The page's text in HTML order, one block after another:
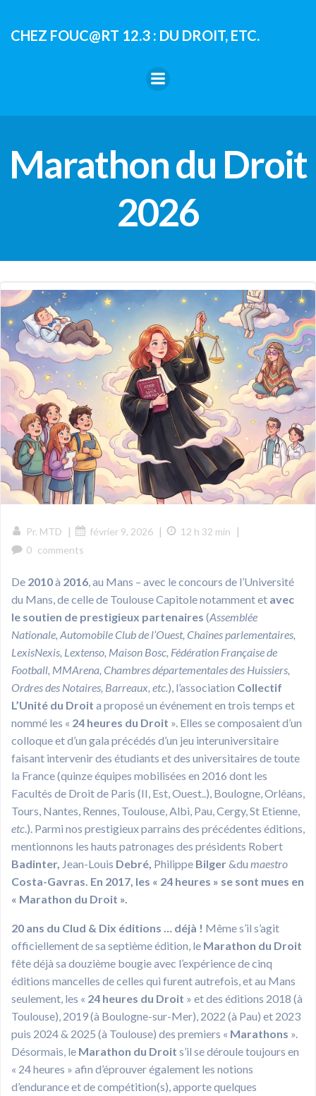
contenu
CHEZ FOUC@RT 12.3 : DU DROIT, ETC.
Marathon du Droit
2026
Pr. MTD | février 9, 2026 | 12 h 32 min |
0 comments
De 2010à 2016, au Mans – avec le concours de l’Université
du Mans, de celle de Toulouse Capitole notamment et avec
le soutien de prestigieux partenaires (Assemblée
Nationale, Automobile Club de l’Ouest, Chaînes parlementaires,
LexisNexis, Lextenso, Maison Bosc, Fédération Française de
Football, MMArena, Chambres départementales des Huissiers,
Ordres des Notaires, Barreaux, etc.), l’association Collectif
L’Unité du Droit a proposé un événement en trois temps et
nommé les « 24 heures du Droit ». Elles se composaient d’un
colloque et d’un gala précédés d’un jeu interuniversitaire
faisant intervenir des étudiants et des universitaires de toute
la France (quinze équipes mobilisées en 2016 dont les
Facultés de Droit de Paris (II, Est, Ouest..), Boulogne, Orléans,
Tours, Nantes, Rennes, Toulouse, Albi, Pau, Cergy, St Etienne,
etc.). Parmi nos prestigieux parrains des précédentes éditions,
mentionnons les hauts patronages des présidents Robert
Badinter, Jean-Louis Debré, Philippe Bilger&du maestro
Costa-Gavras. En 2017, les « 24 heures » se sont mues en
« Marathon du Droit ».
20 ans du Clud & Dix éditions … déjà ! Même s’il s’agit
officiellement de sa septième édition, le Marathon du Droit
fête déjà sa douzième bougie avec l’expérience de cinq
éditions mancelles de celles qui furent autrefois, et au Mans
seulement, les « 24 heures du Droit » et des éditions 2018 (à
Toulouse), 2019 (à Boulogne-sur-Mer), 2022 (à Pau) et 2023
puis 2024 & 2025 (à Toulouse) des premiers « Marathons ».
Désormais, le Marathon du Droit s’il se déroule toujours en
« 24 heures » afin d’éprouver également les notions
d’endurance et de compétition(s), apporte quelques